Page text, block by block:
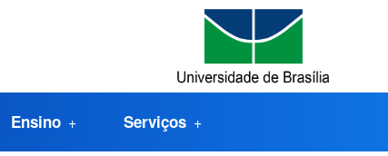
Ensino Serviços